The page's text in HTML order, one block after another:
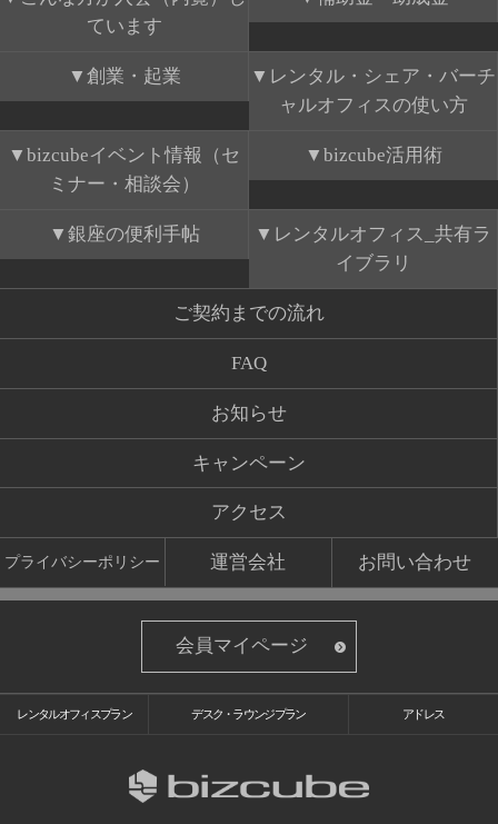
ています
創業・起業
レンタル・シェア・バーチ
ャルオフィスの使い方
bizcubeイベント情報（セ
ミナー・相談会）
bizcube活用術
銀座の便利手帖
レンタルオフィス_共有ラ
イブラリ
ご契約までの流れ
FAQ
お知らせ
キャンペーン
アクセス
プライバシーポリシー 運営会社 お問い合わせ
会員マイページ
レンタルオフィスプラン デスク・ラウンジプラン アドレス